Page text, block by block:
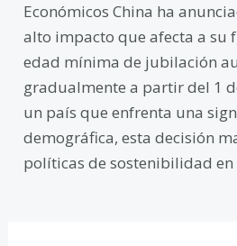
Económicos China ha
alto impacto que afecta a su
edad mínima de jubilación
gradualmente a partir del 1
un país que enfrenta una
demográfica, esta decisión
políticas de sostenibilidad